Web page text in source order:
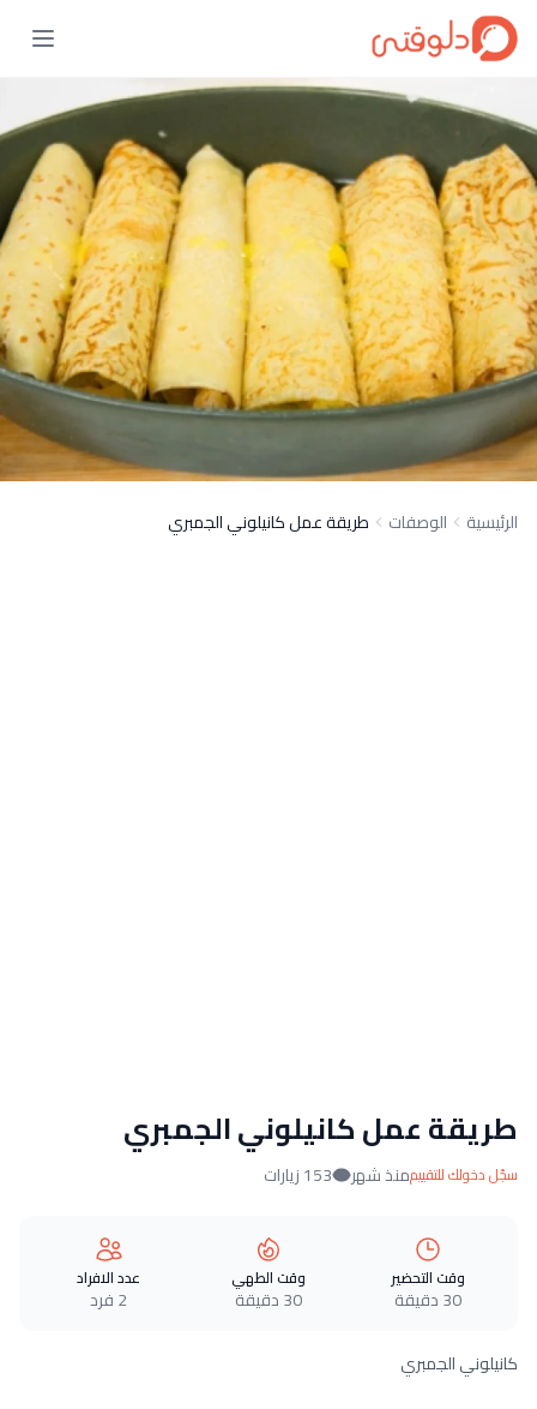
الرئيسية الوصفات طريقة عمل كانيلوني الجمبري
طريقة عمل كانيلوني الجمبري
سجّل دخولك للتقييممنذ شهر 153 زيارات
وقت التحضير
30 دقيقة
وقت الطهي
30 دقيقة
عدد الافراد
2 فرد
كانيلوني الجمبري